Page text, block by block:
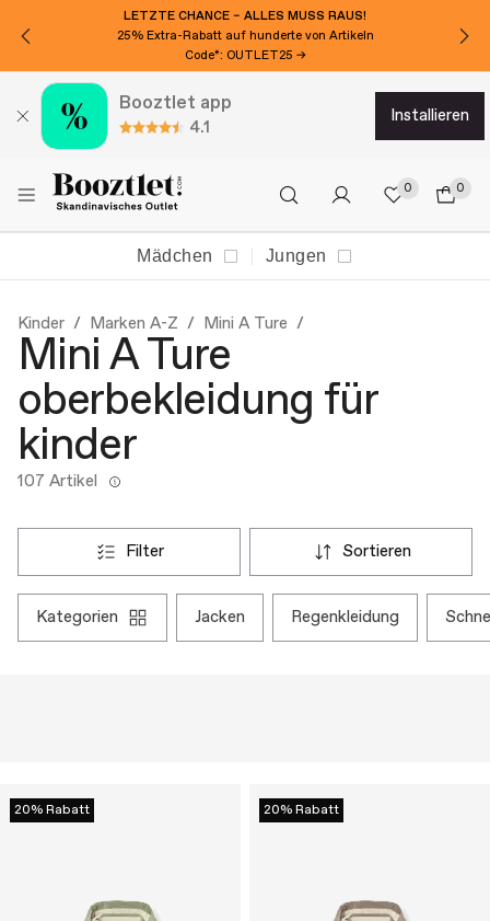
LETZTE CHANCE – ALLES MUSS RAUS!
25% Extra-Rabatt auf hunderte von Artikeln
Code*: OUTLET25 →
Booztlet app
4.1
installieren
0 0
Mädchen Jungen
Kinder Marken A-Z Mini A Ture
Mini A Ture
oberbekleidung für
kinder
107 Artikel
filter sortieren
kategorien jacken regenkleidung
20% Rabatt 20% Rabatt